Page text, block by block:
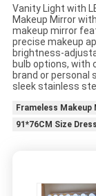
투
어
연
락
Vanity Light with
Makeup Mirror
makeup mirror
precise makeup
brightness-
bulb options, with
brand or personal
sleek stainless
Frameless Makeup
91*76CM Size